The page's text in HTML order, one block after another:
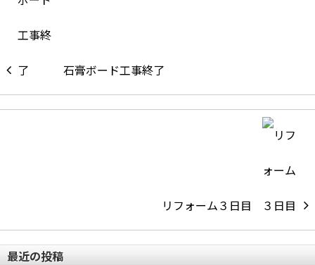
石膏ボード工事終了
リフォーム３日目
最近の投稿